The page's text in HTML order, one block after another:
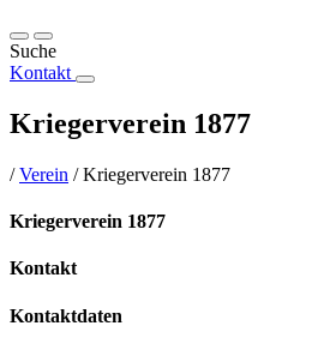
Suche
Kontakt
Kriegerverein 1877
/Verein /Kriegerverein 1877
Kriegerverein 1877
Kontakt
Kontaktdaten